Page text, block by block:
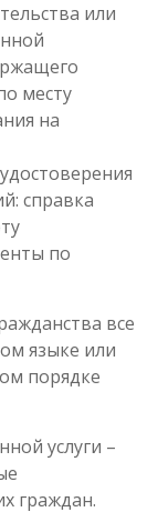
или
месту
на
справка
по
все
языке или
порядке
услуги –
граждан.